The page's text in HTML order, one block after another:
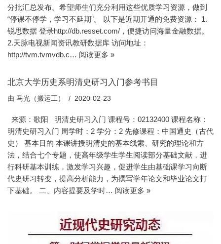
分批汇总发布。希望师生们充分利用这些优质学习资源，做到
“停课不停学，学习不延期”。 以下是近期开通的免费资源： 1.
锐思数据 登录http://db.resset.com/，便捷访问海量金融数据。
2.天脉电视新闻资讯教研数据库 访问地址：
http://tvm.tvmvdb.c… 阅读更多 »
北京大学历史系明清史研习入门参考书目
由 马光（搬运工） 2020-02-23
来源：歌阳 明清史研习入门 课程号：02132400 课程名称：
明清史研习入门 周学时：2 学分：2 先修课程：中国通史（古代
史） 基本目的 本课讲授明清史的基本线索、研究的理论和方
法，结合七个专题，使高年级学生学生阅读部分基础文献，进
行科研基本训练，激发学习兴趣，促进学生由基础课学习向断
代史研习转变，提高分析能力，为撰写学年论文和毕业论文打
下基础。 二、内容提要及学时… 阅读更多 »